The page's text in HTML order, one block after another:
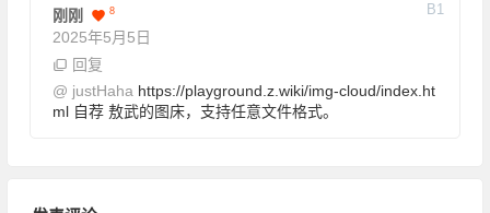
刚刚 8
2025年5月5日
B1
回复
@ justHaha https://playground.z.wiki/img-cloud/index.ht
ml自荐 敖武的图床，支持任意文件格式。